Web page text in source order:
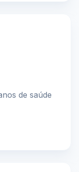
de saúde